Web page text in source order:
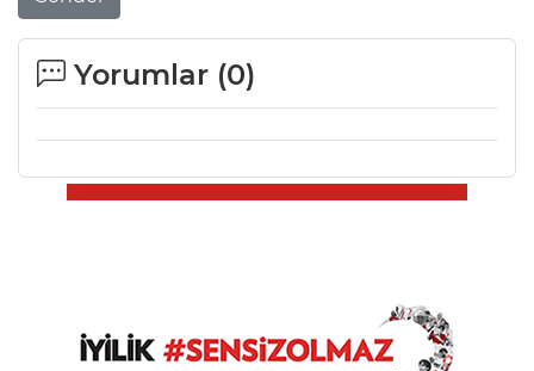
Yorumlar (0)